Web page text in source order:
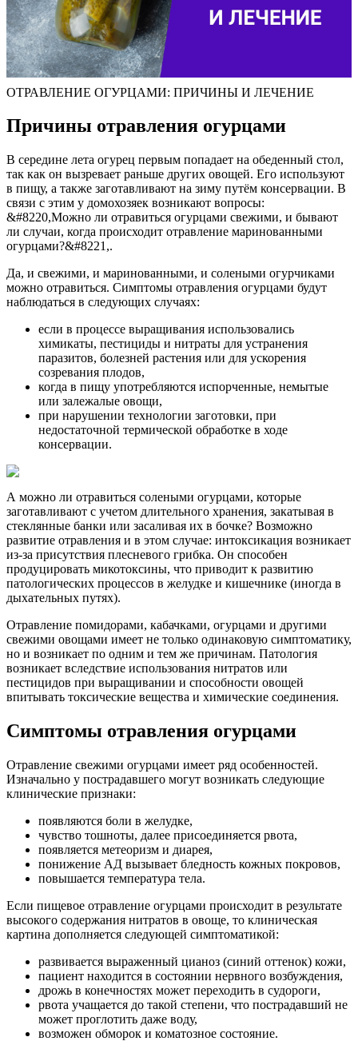
ОТРАВЛЕНИЕ ОГУРЦАМИ: ПРИЧИНЫ И ЛЕЧЕНИЕ
Причины отравления огурцами
В середине лета огурец первым попадает на обеденный стол,
так как он вызревает раньше других овощей. Его используют
в пищу, а также заготавливают на зиму путём консервации. В
связи с этим у домохозяек возникают вопросы:
&#8220,Можно ли отравиться огурцами свежими, и бывают
ли случаи, когда происходит отравление маринованными
огурцами?&#8221,.
Да, и свежими, и маринованными, и солеными огурчиками
можно отравиться. Симптомы отравления огурцами будут
наблюдаться в следующих случаях:
если в процессе выращивания использовались
химикаты, пестициды и нитраты для устранения
паразитов, болезней растения или для ускорения
созревания плодов,
когда в пищу употребляются испорченные, немытые
или залежалые овощи,
при нарушении технологии заготовки, при
недостаточной термической обработке в ходе
консервации.
А можно ли отравиться солеными огурцами, которые
заготавливают с учетом длительного хранения, закатывая в
стеклянные банки или засаливая их в бочке? Возможно
развитие отравления и в этом случае: интоксикация возникает
из-за присутствия плесневого грибка. Он способен
продуцировать микотоксины, что приводит к развитию
патологических процессов в желудке и кишечнике (иногда в
дыхательных путях).
Отравление помидорами, кабачками, огурцами и другими
свежими овощами имеет не только одинаковую симптоматику,
но и возникает по одним и тем же причинам. Патология
возникает вследствие использования нитратов или
пестицидов при выращивании и способности овощей
впитывать токсические вещества и химические соединения.
Симптомы отравления огурцами
Отравление свежими огурцами имеет ряд особенностей.
Изначально у пострадавшего могут возникать следующие
клинические признаки:
появляются боли в желудке,
чувство тошноты, далее присоединяется рвота,
появляется метеоризм и диарея,
понижение АД вызывает бледность кожных покровов,
повышается температура тела.
Если пищевое отравление огурцами происходит в результате
высокого содержания нитратов в овоще, то клиническая
картина дополняется следующей симптоматикой:
развивается выраженный цианоз (синий оттенок) кожи,
пациент находится в состоянии нервного возбуждения,
дрожь в конечностях может переходить в судороги,
рвота учащается до такой степени, что пострадавший не
может проглотить даже воду,
возможен обморок и коматозное состояние.